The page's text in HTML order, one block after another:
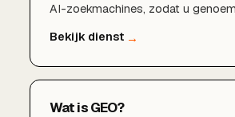
AI-zoekmachines, zodat u
Wat is GEO?